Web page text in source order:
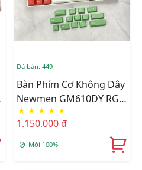
Đã bán: 449
Bàn Phím Cơ Không Dây
Newmen GM610DY RGB
(N-Box Brown/ Red/ Blue
Switch)
★ ★ ★ ★ ★
1.150.000 đ
Mới 100%